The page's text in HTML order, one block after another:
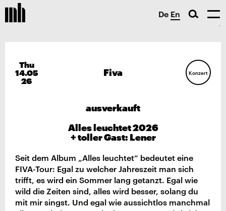
De En
Thu
14.05
26
Fiva Konzert
ausverkauft
Alles leuchtet 2026
+ toller Gast: Lener
Seit dem Album „Alles leuchtet“ bedeutet eine
FIVA-Tour: Egal zu welcher Jahreszeit man sich
trifft, es wird ein Sommer lang getanzt. Egal wie
wild die Zeiten sind, alles wird besser, solang du
mit mir singst. Und egal wie aussichtlos manchmal